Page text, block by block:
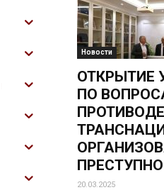
Новости
ОТКРЫТИЕ
ПО
20.03.2025